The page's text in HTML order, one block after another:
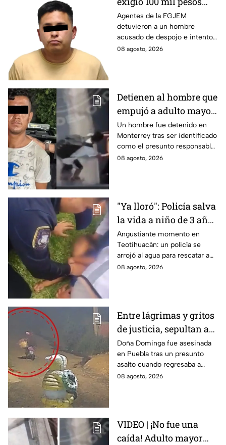
para devolvérsela; cae
otro por despojo en
Edomex
Agentes de la FGJEM
detuvieron a un hombre
acusado de despojo e intento
de extorsión en el Edomex.
08 agosto, 2026
Detienen al hombre que
empujó a adulto mayor
contra tráiler; provocó
su muerte en
Monterrey
Un hombre fue detenido en
Monterrey tras ser identificado
como el presunto responsable
de la muerte de un adulto
08 agosto, 2026
"Ya lloró": Policía salva
la vida a niño de 3 años
que cayó a un lago en
Teotihuacán; aplicó
RCP (VIDEO)
Angustiante momento en
Teotihuacán: un policía se
arrojó al agua para rescatar a
un pequeño que no respiraba y
08 agosto, 2026
Entre lágrimas y gritos
de justicia, sepultan a
doña Dominga, la
abuelita asesinada tras
asalto en Amozoc,
Puebla
Doña Dominga fue asesinada
en Puebla tras un presunto
asalto cuando regresaba a
casa; familiares y amigos la
08 agosto, 2026
VIDEO | ¡No fue una
caída! Adulto mayor